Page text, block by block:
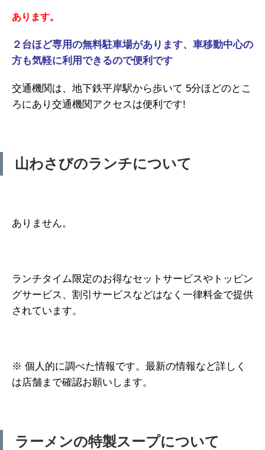
あります。
２台ほど専用の無料駐車場があり ます、車移動中心の
方も気軽に利 用できるので便利です
交通機関は、地下鉄平岸駅から歩いて 5分ほどのとこ
ろにあり交通機関アクセスは便利です!
山わさびのランチについて
ありません。
ランチタイム限定のお得なセットサービスやトッピン
グサービス、割引サービスなどはなく一律料金で提供
されています。
※ 個人的に調べた情報です。最新の情報など詳しく
は店舗まで確認お願いします。
ラーメンの特製スープについて